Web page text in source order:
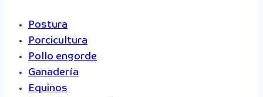
Postura
Porcicultura
Pollo engorde
Ganadería
Equinos